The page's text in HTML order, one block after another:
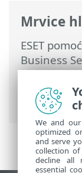
Mrvice
ESET
Business
ESET
ažuriranje
We and
optimized
and serve
collection
decline all
essential